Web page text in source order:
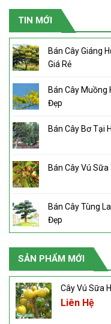
TIN MỚI
Bán Cây Giáng
Giá Rẻ
Bán Cây Muồng
Đẹp
Bán Cây Bơ Tại
Bán Cây Vú Sữa
Bán Cây Tùng
Đẹp
SẢN PHẨM MỚI
Cây Vú Sữa
Liên Hệ